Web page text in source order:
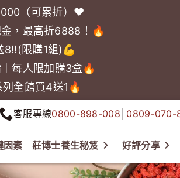
（可累折）❤️
，最高折6888！🔥
8!!(限購1組)💪
每人限加購3盒🔥
全館買4送1🔥
客服專線0800-898-008 0809-070-
因素 莊博士養生秘笈 好評分享